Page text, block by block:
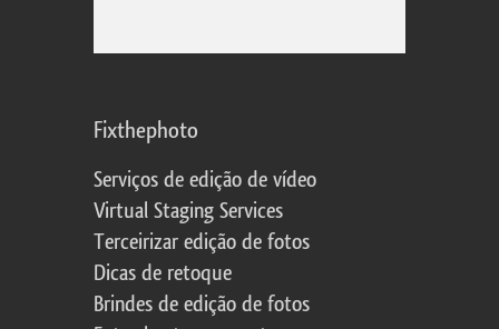
Fixthephoto
Serviços de edição de vídeo
Virtual Staging Services
Terceirizar edição de fotos
Dicas de retoque
Brindes de edição de fotos